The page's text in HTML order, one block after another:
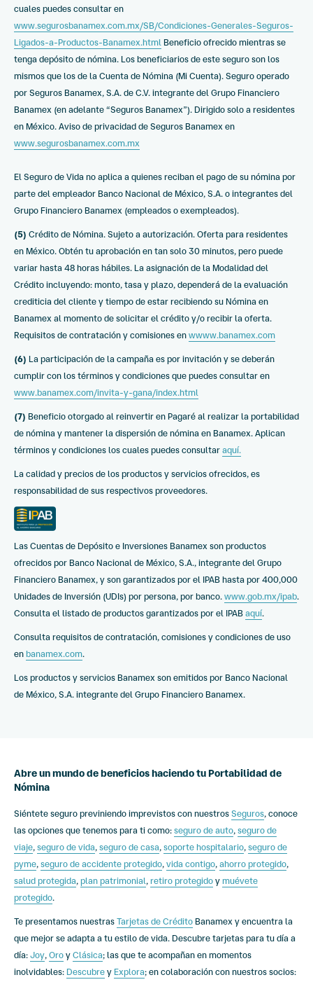
cuales puedes consultar en
www.segurosbanamex.com.mx/SB/Condiciones-Generales-Seguros-
Ligados-a-Productos-Banamex.html
Beneficio ofrecido mientras se
tenga depósito de nómina. Los beneficiarios de este seguro son los
mismos que los de la Cuenta de Nómina (Mi Cuenta). Seguro operado
por Seguros Banamex, S.A. de C.V. integrante del Grupo Financiero
Banamex (en adelante “Seguros Banamex”). Dirigido solo a residentes
en México. Aviso de privacidad de Seguros Banamex en
www.segurosbanamex.com.mx
El Seguro de Vida no aplica a quienes reciban el pago de su nómina por
parte del empleador Banco Nacional de México, S.A. o integrantes del
Grupo Financiero Banamex (empleados o exempleados).
(5) Crédito de Nómina. Sujeto a autorización. Oferta para residentes
en México. Obtén tu aprobación en tan solo 30 minutos, pero puede
variar hasta 48 horas hábiles. La asignación de la Modalidad del
Crédito incluyendo: monto, tasa y plazo, dependerá de la evaluación
crediticia del cliente y tiempo de estar recibiendo su Nómina en
Banamex al momento de solicitar el crédito y/o recibir la oferta.
Requisitos de contratación y comisiones en wwww.banamex.com
(6) La participación de la campaña es por invitación y se deberán
cumplir con los términos y condiciones que puedes consultar en
www.banamex.com/invita-y-gana/index.html
(7) Beneficio otorgado al reinvertir en Pagaré al realizar la portabilidad
de nómina y mantener la dispersión de nómina en Banamex. Aplican
términos y condiciones los cuales puedes consultar aquí.
La calidad y precios de los productos y servicios ofrecidos, es
responsabilidad de sus respectivos proveedores.
Las Cuentas de Depósito e Inversiones Banamex son productos
ofrecidos por Banco Nacional de México, S.A., integrante del Grupo
Financiero Banamex, y son garantizados por el IPAB hasta por 400,000
Unidades de Inversión (UDIs) por persona, por banco. www.gob.mx/ipab.
Consulta el listado de productos garantizados por el IPAB aquí.
Consulta requisitos de contratación, comisiones y condiciones de uso
en banamex.com.
Los productos y servicios Banamex son emitidos por Banco Nacional
de México, S.A. integrante del Grupo Financiero Banamex.
Abre un mundo de beneficios haciendo tu Portabilidad de
Nómina
Siéntete seguro previniendo imprevistos con nuestros Seguros, conoce
las opciones que tenemos para ti como: seguro de auto, seguro de
viaje, seguro de vida, seguro de casa, soporte hospitalario, seguro de
pyme, seguro de accidente protegido, vida contigo, ahorro protegido,
salud protegida, plan patrimonial , retiro protegido y muévete
protegido.
Te presentamos nuestras Tarjetas de Crédito Banamex y encuentra la
que mejor se adapta a tu estilo de vida. Descubre tarjetas para tu día a
día: Joy, Oro y Clásica; las que te acompañan en momentos
inolvidables: Descubre y Explora; en colaboración con nuestros socios: